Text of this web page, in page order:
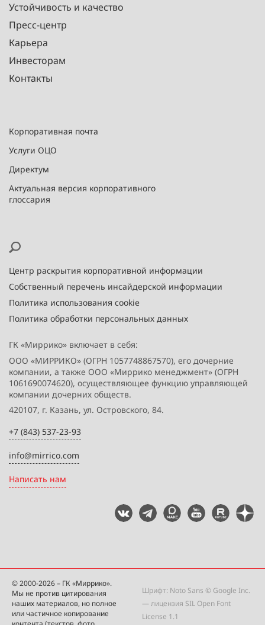
Устойчивость и качество
Пресс-центр
Карьера
Инвесторам
Контакты
Корпоративная почта
Услуги ОЦО
Директум
Актуальная версия корпоративного
глоссария
Центр раскрытия корпоративной информации
Собственный перечень инсайдерской информации
Политика использования cookie
Политика обработки персональных данных
ГК «Миррико» включает в себя:
ООО «МИРРИКО» (ОГРН 1057748867570), его дочерние
компании, а также ООО «Миррико менеджмент» (ОГРН
1061690074620), осуществляющее функцию управляющей
компании дочерних обществ.
420107, г. Казань, ул. Островского, 84.
+7 (843) 537-23-93
info@mirrico.com
Написать нам
© 2000-2026 – ГК «Миррико».
Мы не против цитирования
наших материалов, но полное
или частичное копирование
Шрифт: Noto Sans © Google Inc.
— лицензия SIL Open Font
License 1.1